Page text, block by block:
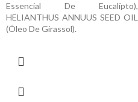
Essencial De Eucalípto),
HELIANTHUS ANNUUS SEED OIL
(Óleo De Girassol).